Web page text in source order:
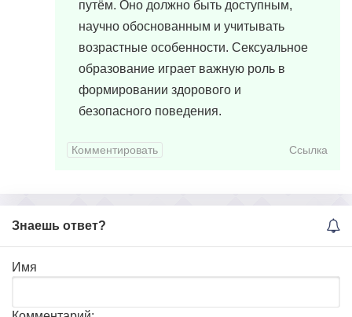
путём. Оно должно быть доступным,
научно обоснованным и учитывать
возрастные особенности. Сексуальное
образование играет важную роль в
формировании здорового и
безопасного поведения.
Комментировать Ссылка
Знаешь ответ?
Имя